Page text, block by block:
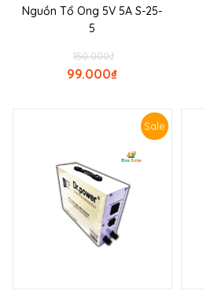
Nguồn Tổ Ong 5V 5A S-25-
5
₫
150.000
₫
99.000
Sale